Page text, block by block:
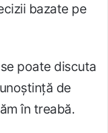
bazate pe
poate discuta
de
în treabă.